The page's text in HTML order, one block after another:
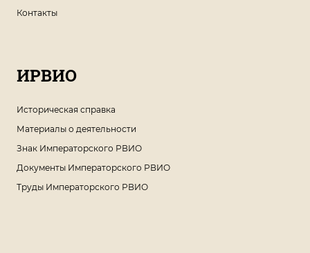
Контакты
ИРВИО
Историческая справка
Материалы о деятельности
Знак Императорского РВИО
Документы Императорского РВИО
Труды Императорского РВИО